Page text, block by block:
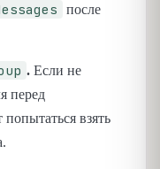
после
. Если не
перед
взять